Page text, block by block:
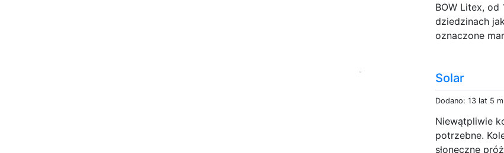
BOW Litex, od
dziedzinach
oznaczone
Solar
Dodano: 13 lat 5
Niewątpliwie
potrzebne.
słoneczne